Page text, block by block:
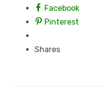
Facebook
Pinterest
Shares